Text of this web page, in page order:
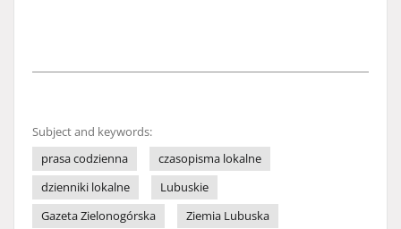
Subject and keywords:
prasa codzienna
czasopisma lokalne
dzienniki lokalne
Lubuskie
Gazeta Zielonogórska
Ziemia Lubuska